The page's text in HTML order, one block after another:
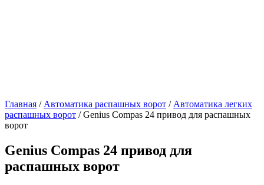
Главная / Автоматика распашных ворот / Автоматика легких
распашных ворот / Genius Compas 24 привод для распашных
ворот
Genius Compas 24 привод для
распашных ворот